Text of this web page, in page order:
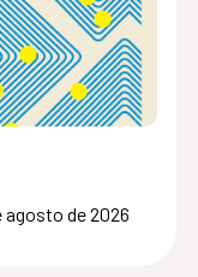
agosto de 2026